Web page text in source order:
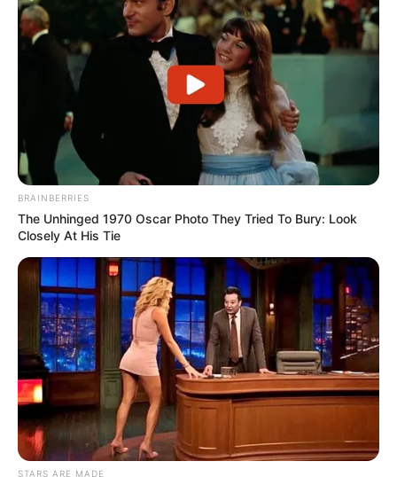
BRAINBERRIES
The Unhinged 1970 Oscar Photo They Tried To Bury: Look
Closely At His Tie
STARS ARE MADE